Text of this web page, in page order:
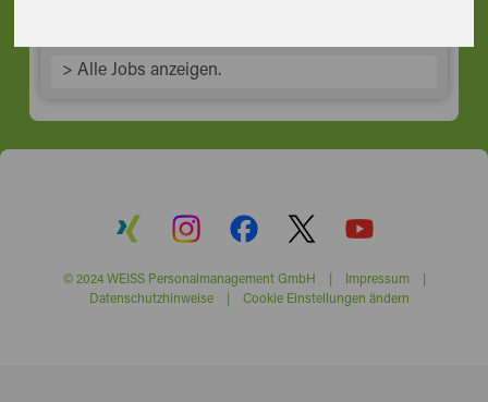
> Alle Jobs anzeigen.
© 2024 WEISS Personalmanagement GmbH | Impressum|
Datenschutzhinweise| Cookie Einstellungen ändern